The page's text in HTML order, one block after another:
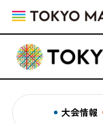
大会情報